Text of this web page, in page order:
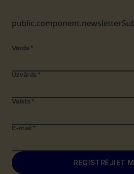
Vārds *
Uzvārds *
Valsts *
E-mail *
REĢISTRĒJIET